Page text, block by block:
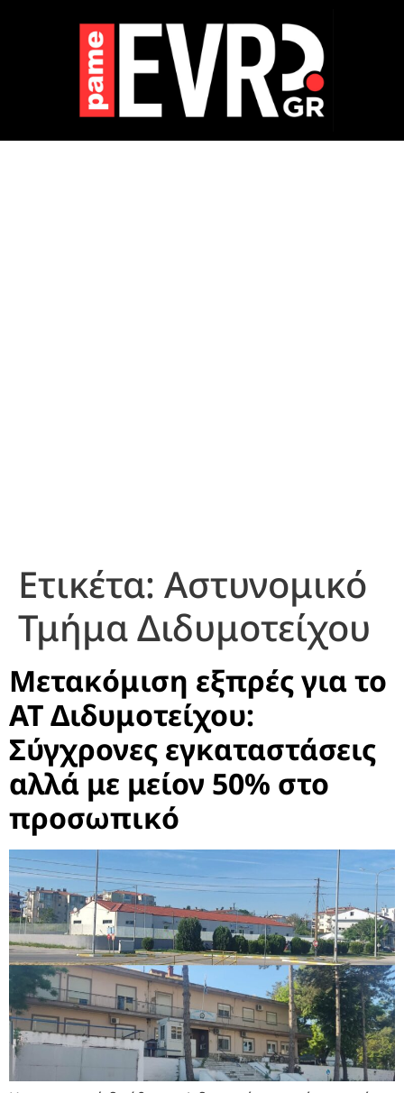
Ετικέτα: Αστυνομικό
Τμήμα Διδυμοτείχου
Μετακόμιση εξπρές για το
ΑΤ Διδυμοτείχου:
Σύγχρονες εγκαταστάσεις
αλλά με μείον 50% στο
προσωπικό